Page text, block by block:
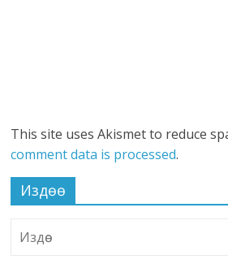
This site uses Akismet to reduce
comment data is processed.
Издөө